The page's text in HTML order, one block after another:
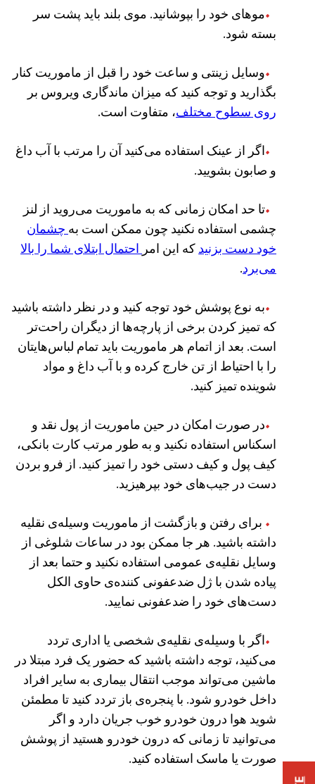
موهای خود را بپوشانید. موی بلند باید پشت سر
بسته شود.
وسایل زینتی و ساعت خود را قبل از ماموریت کنار
بگذارید و توجه کنید که میزان ماندگاری ویروس بر
روی سطوح مختلف، متفاوت است.
اگر از عینک استفاده می‌کنید آن را مرتب با آب داغ
و صابون بشویید.
تا حد امکان زمانی که به ماموریت می‌روید از لنز
چشمی استفاده نکنید چون ممکن است بهچشمان
خود دست بزنیدکه این امراحتمال ابتلای شما را بالا
می‌‌برد.
به نوع پوشش خود توجه کنید و در نظر داشته باشید
که تمیز کردن برخی از پارچه‌ها از دیگران راحت‌تر
است. بعد از اتمام هر ماموریت باید تمام لباس‌هایتان
را با احتیاط از تن خارج کرده و با آب داغ و مواد
شوینده تمیز کنید.
در صورت امکان در حین ماموریت از پول نقد و
اسکناس استفاده نکنید و به طور مرتب کارت بانکی،‌
کیف پول و کیف دستی خود را تمیز کنید. از فرو بردن
دست در جیب‌های خود بپرهیزید.
برای رفتن و بازگشت از ماموریت وسیله‌ی نقلیه
داشته باشید. هر جا ممکن بود در ساعات شلوغی از
وسایل نقلیه‌ی عمومی استفاده نکنید و حتما بعد از
پیاده شدن با ژل ضدعفونی کننده‌ی حاوی الکل
دست‌های خود را ضدعفونی نمایید.
اگر با وسیله‌ی نقلیه‌ی شخصی یا اداری تردد
می‌کنید، توجه داشته باشید که حضور یک فرد مبتلا در
ماشین می‌تواند موجب انتقال بیماری به سایر افراد
داخل خودرو شود. با پنجره‌ی باز تردد کنید تا مطمئن
شوید هوا درون خودرو خوب جریان دارد و اگر
می‌توانید تا زمانی که درون خودرو هستید از پوشش
صورت یا ماسک استفاده کنید.